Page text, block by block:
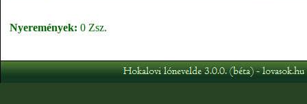
Nyeremények: 0 Zsz.